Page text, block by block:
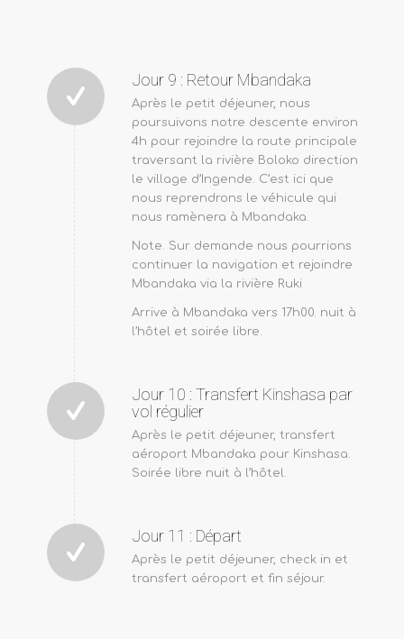
Jour 9 : Retour Mbandaka
Après le petit déjeuner, nous
poursuivons notre descente environ
4h pour rejoindre la route principale
traversant la rivière Boloko direction
le village d’Ingende. C’est ici que
nous reprendrons le véhicule qui
nous ramènera à Mbandaka.
Note. Sur demande nous pourrions
continuer la navigation et rejoindre
Mbandaka via la rivière Ruki
Arrive à Mbandaka vers 17h00. nuit à
l’hôtel et soirée libre.
Jour 10 : Transfert Kinshasa par
vol régulier
Après le petit déjeuner, transfert
aéroport Mbandaka pour Kinshasa.
Soirée libre nuit à l’hôtel.
Jour 11 : Départ
Après le petit déjeuner, check in et
transfert aéroport et fin séjour.